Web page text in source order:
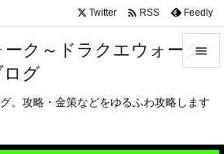
ク～ドラクエウォーク
ログ
。攻略・金策などをゆるふわ攻略します

メニュ
Twitter  RSS Feedly